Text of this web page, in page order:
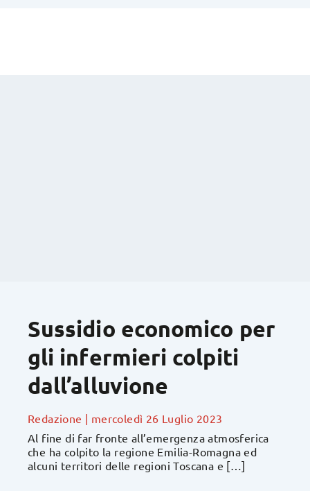
Sussidio economico per
gli infermieri colpiti
dall’alluvione
Redazione | mercoledì 26 Luglio 2023
Al fine di far fronte all’emergenza atmosferica
che ha colpito la regione Emilia-Romagna ed
alcuni territori delle regioni Toscana e […]